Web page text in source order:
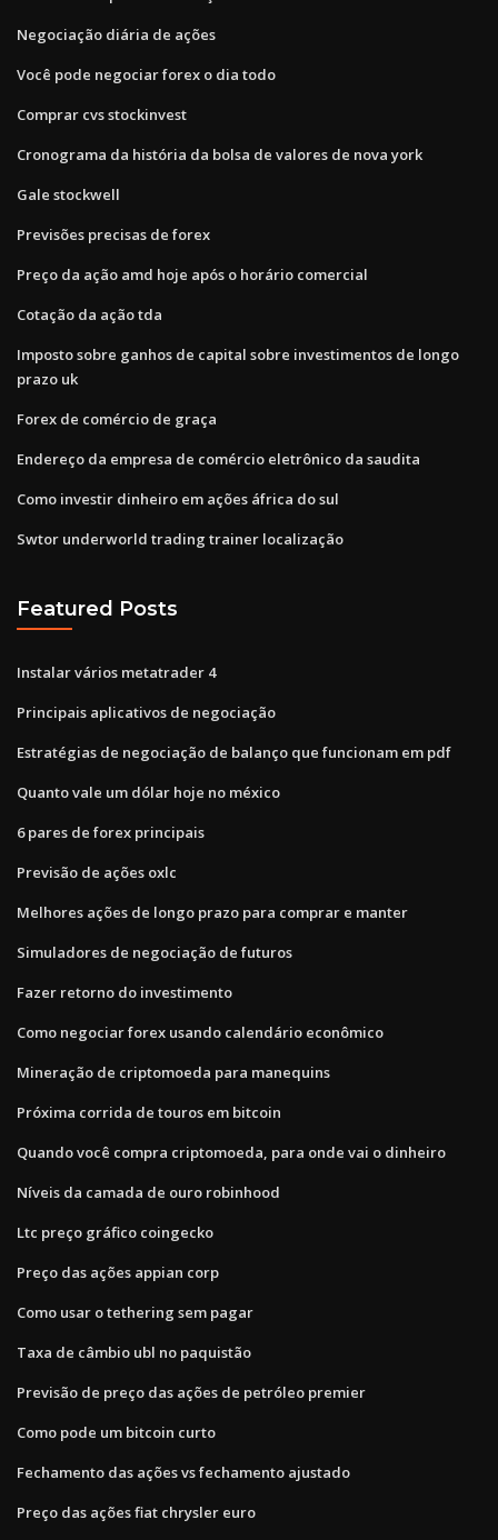
Negociação diária de ações
Você pode negociar forex o dia todo
Comprar cvs stockinvest
Cronograma da história da bolsa de valores de nova york
Gale stockwell
Previsões precisas de forex
Preço da ação amd hoje após o horário comercial
Cotação da ação tda
Imposto sobre ganhos de capital sobre investimentos de longo
prazo uk
Forex de comércio de graça
Endereço da empresa de comércio eletrônico da saudita
Como investir dinheiro em ações áfrica do sul
Swtor underworld trading trainer localização
Featured Posts
Instalar vários metatrader 4
Principais aplicativos de negociação
Estratégias de negociação de balanço que funcionam em pdf
Quanto vale um dólar hoje no méxico
6 pares de forex principais
Previsão de ações oxlc
Melhores ações de longo prazo para comprar e manter
Simuladores de negociação de futuros
Fazer retorno do investimento
Como negociar forex usando calendário econômico
Mineração de criptomoeda para manequins
Próxima corrida de touros em bitcoin
Quando você compra criptomoeda, para onde vai o dinheiro
Níveis da camada de ouro robinhood
Ltc preço gráfico coingecko
Preço das ações appian corp
Como usar o tethering sem pagar
Taxa de câmbio ubl no paquistão
Previsão de preço das ações de petróleo premier
Como pode um bitcoin curto
Fechamento das ações vs fechamento ajustado
Preço das ações fiat chrysler euro